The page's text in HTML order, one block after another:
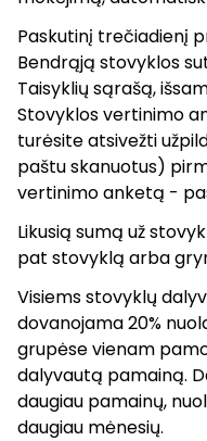
Paskutinį trečiadienį
Bendrąją stovyklos
Taisyklių sąrašą,
Stovyklos vertinimo
turėsite atsivežti
paštu skanuotus)
vertinimo anketą -
Likusią sumą už
pat stovyklą arba
Visiems stovyklų
dovanojama 20%
grupėse vienam
dalyvautą pamainą.
daugiau pamainų,
daugiau mėnesių.